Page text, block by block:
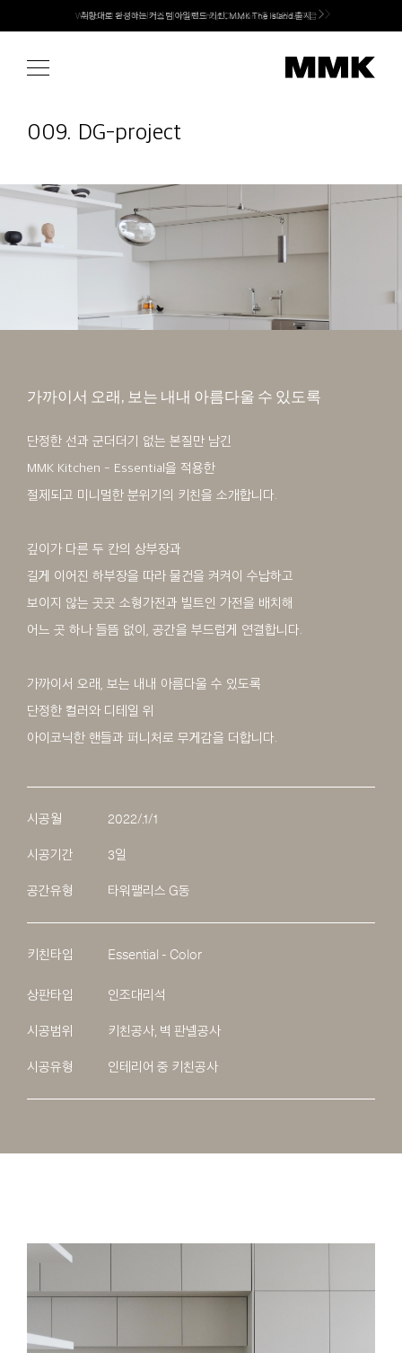
content
Welcome! 신규 회원가입 시 MMK Shop Coupon (총 60만원) 지급
009. DG-project
가까이서 오래, 보는 내내 아름다울 수 있도록
단정한 선과 군더더기 없는 본질만 남긴
MMK Kitchen - Essential을 적용한
절제되고 미니멀한 분위기의 키친을 소개합니다.
깊이가 다른 두 칸의 상부장과
길게 이어진 하부장을 따라 물건을 켜켜이 수납하고
보이지 않는 곳곳 소형가전과 빌트인 가전을 배치해
어느 곳 하나 들뜸 없이, 공간을 부드럽게 연결합니다.
가까이서 오래, 보는 내내 아름다울 수 있도록
단정한 컬러와 디테일 위
아이코닉한 핸들과 퍼니처로 무게감을 더합니다.
시공월 2022/.1/1
시공기간 3일
공간유형 타워팰리스 G동
키친타입 Essential - Color
상판타입 인조대리석
시공범위 키친공사, 벽 판넬공사
시공유형 인테리어 중 키친공사